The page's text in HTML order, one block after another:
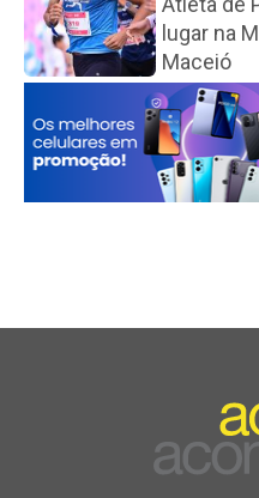
lugar na
Maceió